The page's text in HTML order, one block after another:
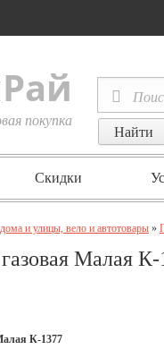
Рай
покупка
Скидки
и улицы, вело и автотовары »
Малая
К-1377